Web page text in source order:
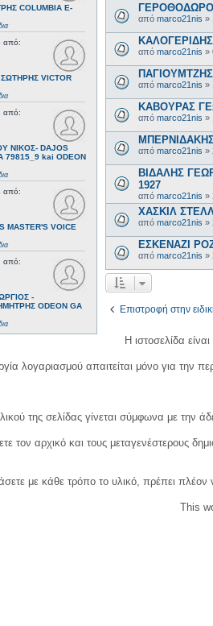
COLUMBIA E-
από:
VICTOR
από:
ΝΙΚΟΣ- DAJOS
79815_9 kai ODEON
από:
VOICE
από:
-
ODEON GA
ΓΕΡΟΘΟΔΩΡΟΣ
από marco21nis »
ΚΑΛΟΓΕΡΙΔΗΣ
από marco21nis »
ΠΑΓΙΟΥΜΤΖΗΣ
από marco21nis »
ΚΑΒΟΥΡΑΣ
από marco21nis »
ΜΠΕΡΝΙΔΑΚΗΣ
από marco21nis »
ΒΙΔΑΛΗΣ
1927
από marco21nis »
ΧΑΣΚΙΛ
από marco21nis »
ΕΣΚΕΝΑΖΙ
από marco21nis »
Επιστροφή στην
Η ιστοσελίδα
λογαριασμού απαιτείται μόνο για την
της σελίδας γίνεται σύμφωνα με την
τον αρχικό και τους μεταγενέστερους
με κάθε τρόπο το υλικό, πρέπει πλέον
This